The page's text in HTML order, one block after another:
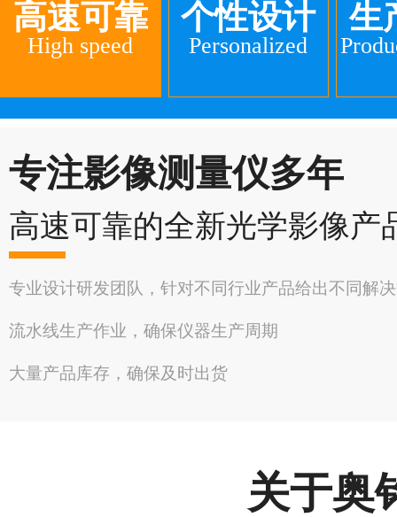
高速可靠
High speed
个性设计
Personalized
生
专注影像测量仪多年
高速可靠的全新光学影像产
专业设计研发团队，针对不同行业产品给出不同解
流水线生产作业，确保仪器生产周期
大量产品库存，确保及时出货
关于奥